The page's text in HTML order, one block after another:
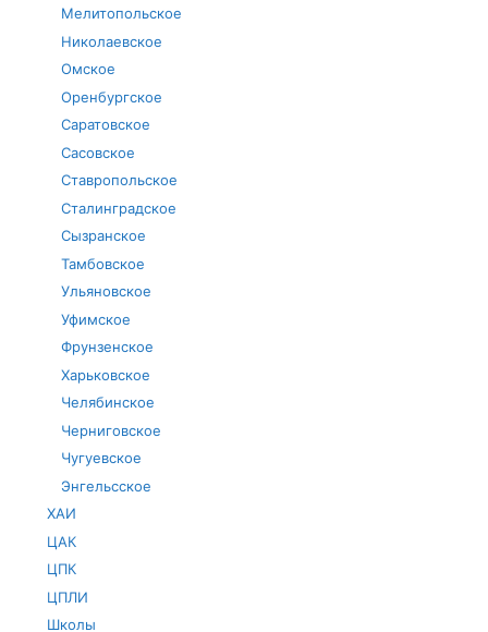
Мелитопольское
Николаевское
Омское
Оренбургское
Саратовское
Сасовское
Ставропольское
Сталинградское
Сызранское
Тамбовское
Ульяновское
Уфимское
Фрунзенское
Харьковское
Челябинское
Черниговское
Чугуевское
Энгельсское
ХАИ
ЦАК
ЦПК
ЦПЛИ
Школы